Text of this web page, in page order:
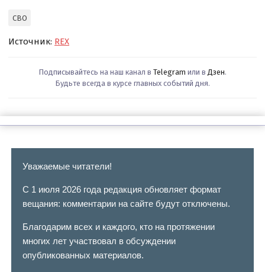
СВО
Источник: REX
Подписывайтесь на наш канал в Telegram или в Дзен.
Будьте всегда в курсе главных событий дня.
Уважаемые читатели!
С 1 июля 2026 года редакция обновляет формат
вещания: комментарии на сайте будут отключены.
Благодарим всех и каждого, кто на протяжении
многих лет участвовал в обсуждении
опубликованных материалов.